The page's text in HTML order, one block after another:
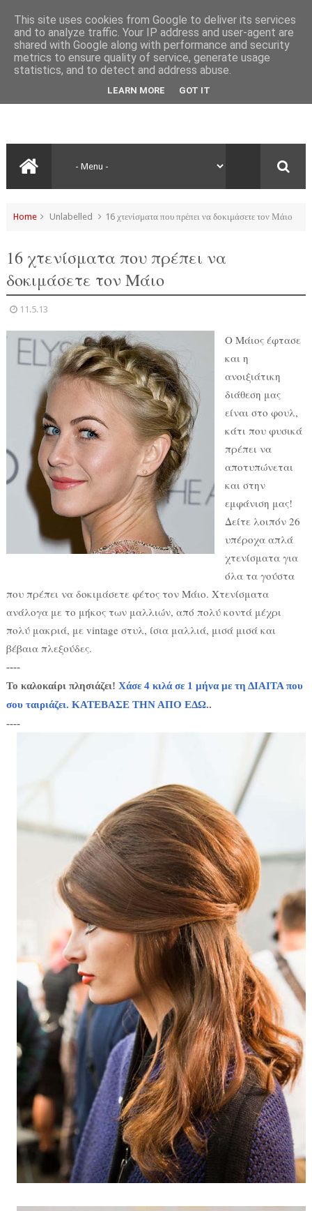
Home Unlabelled 16 χτενίσματα που πρέπει να δοκιμάσετε τον Μάιο
16 χτενίσματα που πρέπει να
δοκιμάσετε τον Μάιο
11.5.13
Ο Μάιος έφτασε
και η
ανοιξιάτικη
διάθεση μας
είναι στο φουλ,
κάτι που φυσικά
πρέπει να
αποτυπώνεται
και στην
εμφάνιση μας!
Δείτε λοιπόν 26
υπέροχα απλά
χτενίσματα για
όλα τα γούστα
που πρέπει να δοκιμάσετε φέτος τον Μάιο. Χτενίσματα
ανάλογα με το μήκος των μαλλιών, από πολύ κοντά μέχρι
πολύ μακριά, με vintage στυλ, ίσια μαλλιά, μισά μισά και
βέβαια πλεξούδες.
----
Το καλοκαίρι πλησιάζει! Χάσε 4 κιλά σε 1 μήνα με τη ΔΙΑΙΤΑ που
σου ταιριάζει. ΚΑΤΕΒΑΣΕ ΤΗΝ ΑΠΟ ΕΔΩ..
----
This site uses cookies from Google to deliver its services
and to analyze traffic. Your IP address and user-agent are
shared with Google along with performance and security
metrics to ensure quality of service, generate usage
statistics, and to detect and address abuse.
LEARN MORE GOT IT